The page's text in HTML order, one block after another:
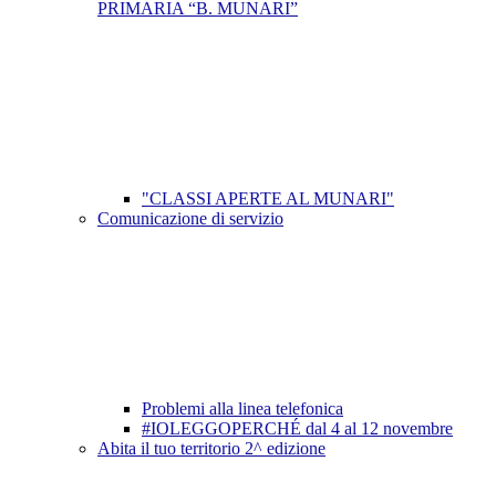
PRIMARIA “B. MUNARI”
"CLASSI APERTE AL MUNARI"
Comunicazione di servizio
Problemi alla linea telefonica
#IOLEGGOPERCHÉ dal 4 al 12 novembre
Abita il tuo territorio 2^ edizione